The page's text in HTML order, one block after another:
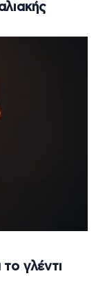
γλέντι